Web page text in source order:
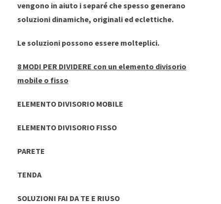
vengono in aiuto i separé che spesso generano
soluzioni dinamiche, originali ed eclettiche.
Le soluzioni possono essere molteplici.
8 MODI PER DIVIDERE con un elemento divisorio
mobile o fisso
ELEMENTO DIVISORIO MOBILE
ELEMENTO DIVISORIO FISSO
PARETE
TENDA
SOLUZIONI FAI DA TE E RIUSO